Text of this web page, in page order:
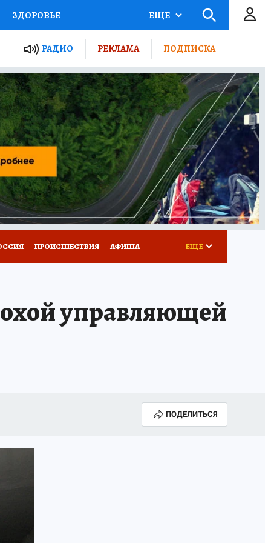
ЗДОРОВЬЕ
РОССИИ АФИША
ПУТЕВОДИТЕЛЬ
ТУРИЗМ
ПОТРЕБИТЕЛЯ ВСЕ О КП
ЕЩЕ
РАДИО РЕКЛАМА ПОДПИСКА
ПРОИСШЕСТВИЯ АФИША ЕЩЕ
управляющей
ПОДЕЛИТЬСЯ